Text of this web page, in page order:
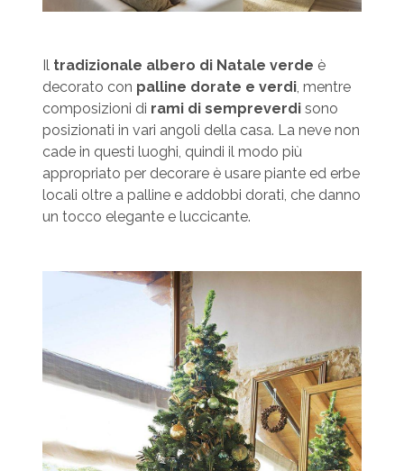
Il tradizionale albero di Natale verde è
decorato con palline dorate e verdi, mentre
composizioni di rami di sempreverdisono
posizionati in vari angoli della casa. La neve non
cade in questi luoghi, quindi il modo più
appropriato per decorare è usare piante ed erbe
locali oltre a palline e addobbi dorati, che danno
un tocco elegante e luccicante.